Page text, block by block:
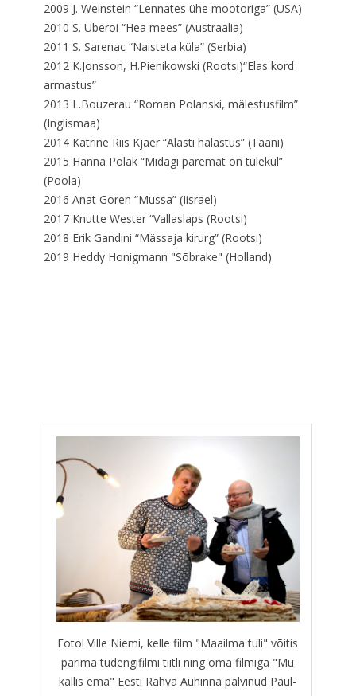
2009 J. Weinstein “Lennates ühe mootoriga” (USA)
2010 S. Uberoi “Hea mees” (Austraalia)
2011 S. Sarenac “Naisteta küla” (Serbia)
2012 K.Jonsson, H.Pienikowski (Rootsi)“Elas kord
armastus”
2013 L.Bouzerau “Roman Polanski, mälestusfilm”
(Inglismaa)
2014 Katrine Riis Kjaer “Alasti halastus” (Taani)
2015 Hanna Polak “Midagi paremat on tulekul”
(Poola)
2016 Anat Goren “Mussa” (Iisrael)
2017 Knutte Wester “Vallaslaps (Rootsi)
2018 Erik Gandini “Mässaja kirurg” (Rootsi)
2019 Heddy Honigmann "Sõbrake" (Holland)
Fotol Ville Niemi, kelle film "Maailma tuli" võitis
parima tudengifilmi tiitli ning oma filmiga "Mu
kallis ema" Eesti Rahva Auhinna pälvinud Paul-